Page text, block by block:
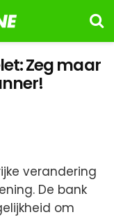
Zeg maar
verandering
De bank
om